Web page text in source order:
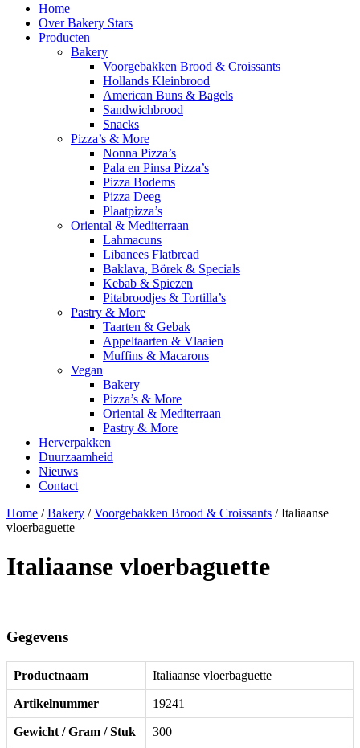
Home
Over Bakery Stars
Producten
Bakery
Voorgebakken Brood & Croissants
Hollands Kleinbrood
American Buns & Bagels
Sandwichbrood
Snacks
Pizza’s & More
Nonna Pizza’s
Pala en Pinsa Pizza’s
Pizza Bodems
Pizza Deeg
Plaatpizza’s
Oriental & Mediterraan
Lahmacuns
Libanees Flatbread
Baklava, Börek & Specials
Kebab & Spiezen
Pitabroodjes & Tortilla’s
Pastry & More
Taarten & Gebak
Appeltaarten & Vlaaien
Muffins & Macarons
Vegan
Bakery
Pizza’s & More
Oriental & Mediterraan
Pastry & More
Herverpakken
Duurzaamheid
Nieuws
Contact
Home /Bakery /Voorgebakken Brood & Croissants / Italiaanse
vloerbaguette
Italiaanse vloerbaguette
Gegevens
Productnaam Italiaanse vloerbaguette
Artikelnummer 19241
Gewicht / Gram / Stuk 300